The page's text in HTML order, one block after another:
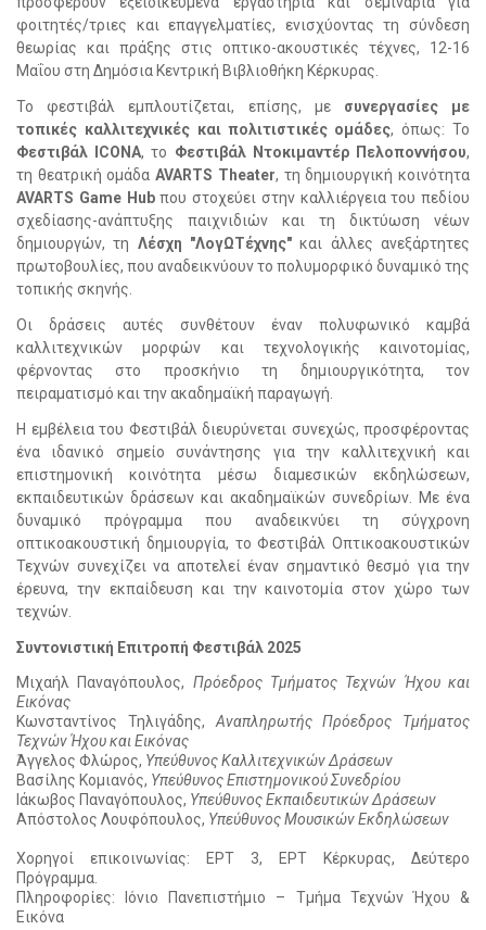
φοιτητές/τριες και επαγγελματίες, ενισχύοντας τη σύνδεση
θεωρίας και πράξης στις οπτικο-ακουστικές τέχνες, 12-16
Μαΐου στη Δημόσια Κεντρική Βιβλιοθήκη Κέρκυρας.
Το φεστιβάλ εμπλουτίζεται, επίσης, με συνεργασίες με
τοπικές καλλιτεχνικές και πολιτιστικές ομάδες, όπως: Το
Φεστιβάλ ICONA, το Φεστιβάλ Ντοκιμαντέρ Πελοποννήσου,
τη θεατρική ομάδαAVARTS Theater, τη δημιουργική κοινότητα
AVARTS Game Hubπου στοχεύει στην καλλιέργεια του πεδίου
σχεδίασης-ανάπτυξης παιχνιδιών
και τη δικτύωση νέων
δημιουργών, τη Λέσχη "ΛογΩΤέχνης" και άλλες ανεξάρτητες
πρωτοβουλίες, που αναδεικνύουν το πολυμορφικό δυναμικό της
τοπικής σκηνής.
Οι δράσεις αυτές συνθέτουν έναν πολυφωνικό καμβά
καλλιτεχνικών μορφών και τεχνολογικής καινοτομίας,
φέρνοντας στο προσκήνιο τη δημιουργικότητα, τον
πειραματισμό και την ακαδημαϊκή παραγωγή.
Η εμβέλεια του Φεστιβάλ διευρύνεται συνεχώς, προσφέροντας
ένα ιδανικό σημείο συνάντησης για την καλλιτεχνική και
επιστημονική κοινότητα μέσω διαμεσικών εκδηλώσεων,
εκπαιδευτικών δράσεων και ακαδημαϊκών συνεδρίων. Με ένα
δυναμικό πρόγραμμα που αναδεικνύει τη σύγχρονη
οπτικοακουστική δημιουργία, το Φεστιβάλ Οπτικοακουστικών
Τεχνών συνεχίζει να αποτελεί έναν σημαντικό θεσμό για την
έρευνα, την εκπαίδευση και την καινοτομία στον χώρο των
τεχνών.
Συντονιστική Επιτροπή Φεστιβάλ 2025
Μιχαήλ Παναγόπουλος, Πρόεδρος Τμήματος Τεχνών Ήχου και
Εικόνας
Κωνσταντίνος Τηλιγάδης, Αναπληρωτής Πρόεδρος Τμήματος
Τεχνών Ήχου και Εικόνας
Άγγελος Φλώρος, ΥπεύθυνοςΚαλλιτεχνικών Δράσεων
Βασίλης Κομιανός, Υπεύθυνος Επιστημονικού Συνεδρίου
Ιάκωβος Παναγόπουλος, ΥπεύθυνοςΕκπαιδευτικών Δράσεων
Απόστολος Λουφόπουλος, Υπεύθυνος Μουσικών Εκδηλώσεων
Χορηγοί επικοινωνίας: ΕΡΤ 3, ΕΡΤ Κέρκυρας, Δεύτερο
Πρόγραμμα.
Πληροφορίες: Ιόνιο Πανεπιστήμιο – Τμήμα Τεχνών Ήχου &
Εικόνα